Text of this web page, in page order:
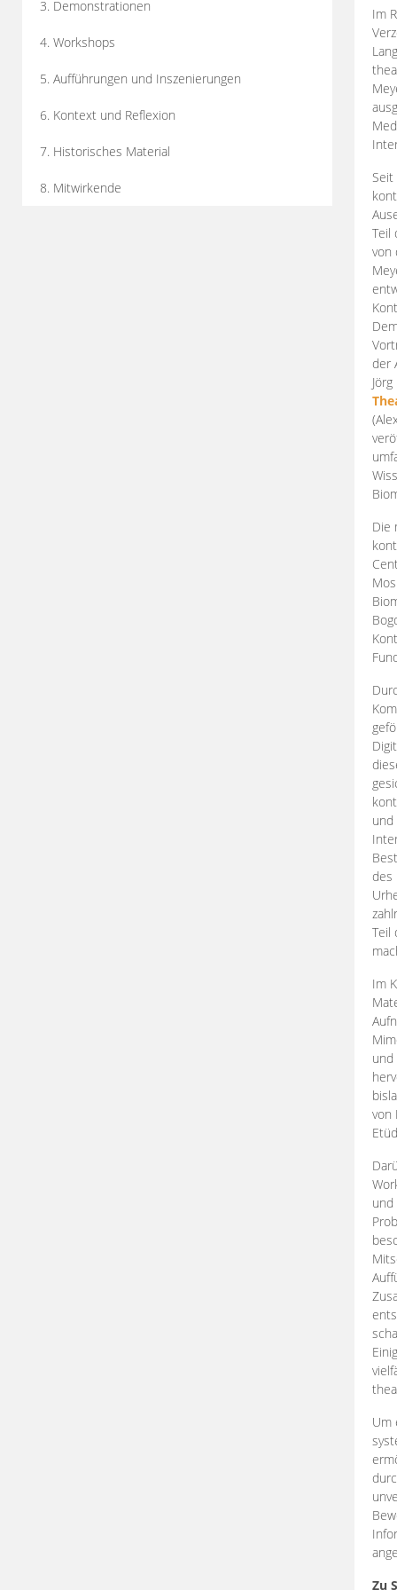
3. Demonstrationen
4. Workshops
5. Aufführungen und Inszenierungen
6. Kontext und Reflexion
7. Historisches Material
8. Mitwirkende
Im
Teil
von
der
Die
des
Teil
Im
und
von
und
Um
Zu